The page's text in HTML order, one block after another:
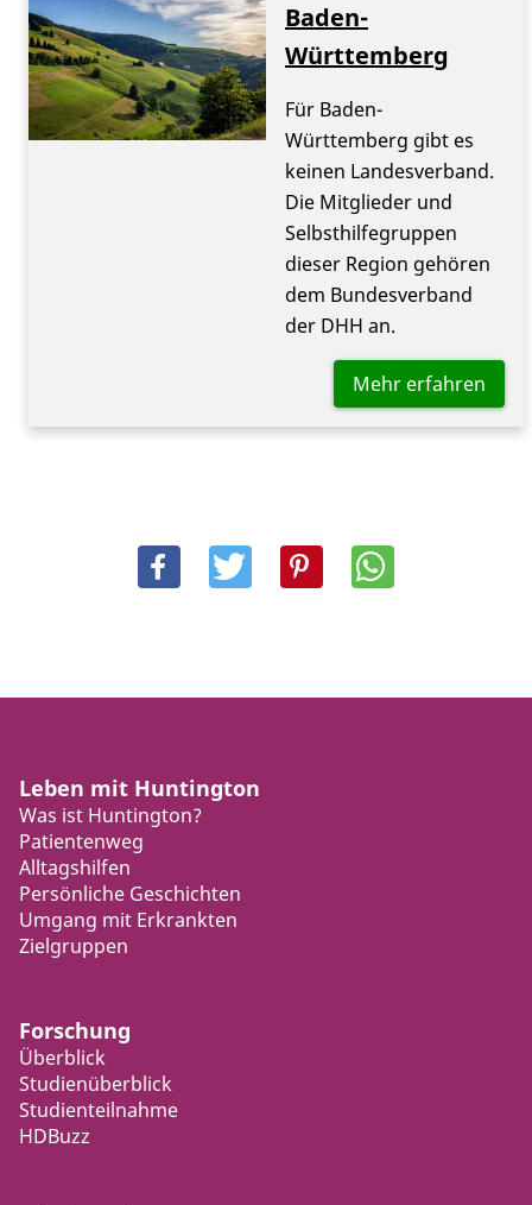
Baden-
Württemberg
Für Baden-
Württemberg gibt es
keinen Landesverband.
Die Mitglieder und
Selbsthilfegruppen
dieser Region gehören
dem Bundesverband
der DHH an.
Mehr erfahren
Leben mit Huntington
Was ist Huntington?
Patientenweg
Alltagshilfen
Persönliche Geschichten
Umgang mit Erkrankten
Zielgruppen
Forschung
Überblick
Studienüberblick
Studienteilnahme
HDBuzz